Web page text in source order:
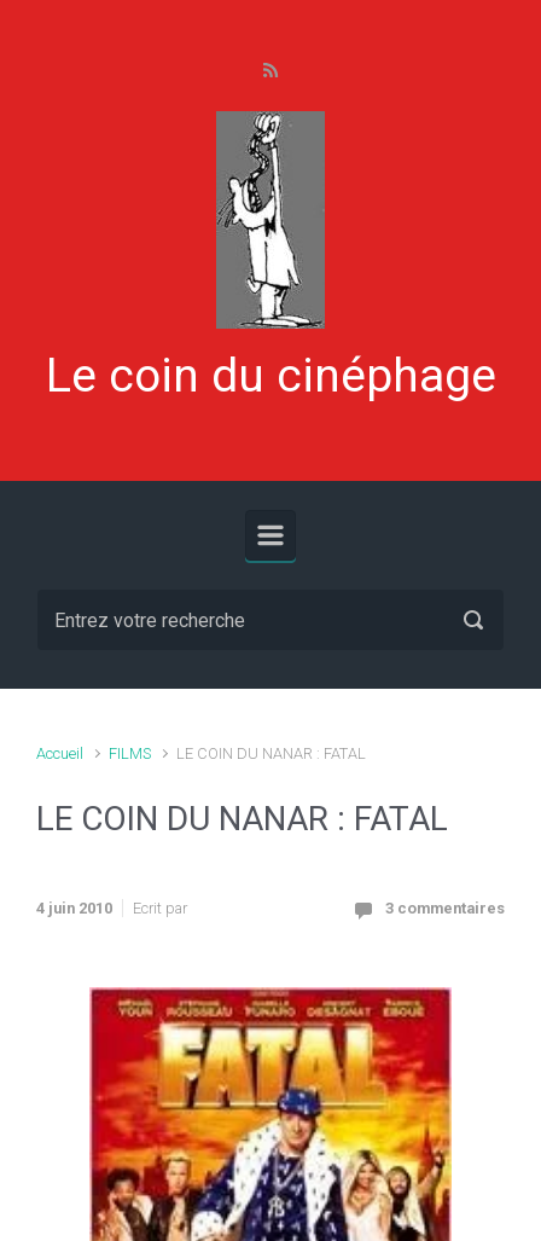
Le coin du cinéphage
Accueil FILMS LE COIN DU NANAR : FATAL
LE COIN DU NANAR : FATAL
4 juin 2010 Ecrit par 3 commentaires